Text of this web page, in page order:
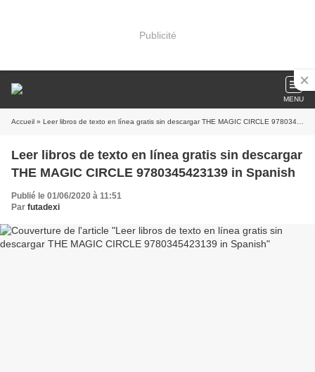
Publicité
MENU
Accueil » Leer libros de texto en línea gratis sin descargar THE MAGIC CIRCLE 9780345423139 in Spanish
Leer libros de texto en línea gratis sin descargar
THE MAGIC CIRCLE 9780345423139 in Spanish
Publié le 01/06/2020 à 11:51
Par futadexi